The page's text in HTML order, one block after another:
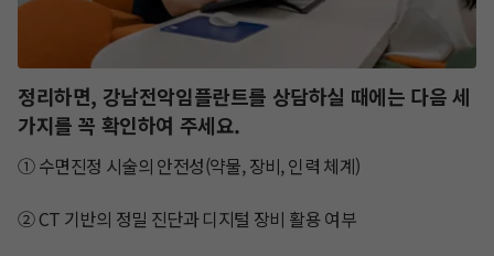
정리하면, 강남전악임플란트를 상담하실 때에는 다음 세
가지를 꼭 확인하여 주세요. ​
① 수면진정 시술의 안전성(약물, 장비, 인력 체계)
② CT 기반의 정밀 진단과 디지털 장비 활용 여부